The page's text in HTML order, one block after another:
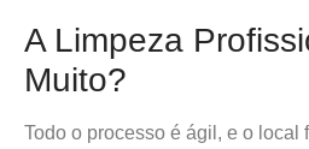
A Limpeza
Muito?
Todo o processo é ágil, e o local